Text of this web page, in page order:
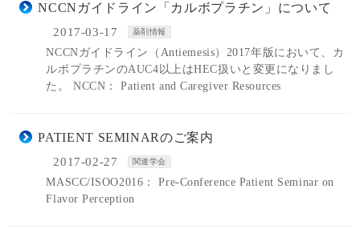
NCCNガイドライン「カルボプラチン」について
2017-03-17 薬剤情報
NCCNガイドライン（Antiemesis）2017年版において、カ
ルボプラチンのAUC4以上はHEC扱いと変更になりまし
た。 NCCN： Patient and Caregiver Resources
PATIENT SEMINARのご案内
2017-02-27 関連学会
MASCC/ISOO2016： Pre-Conference Patient Seminar on
Flavor Perception